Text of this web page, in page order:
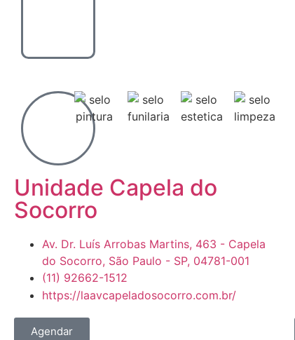
Unidade Capela do
Socorro
Av. Dr. Luís Arrobas Martins, 463 - Capela
do Socorro, São Paulo - SP, 04781-001
(11) 92662-1512
https://laavcapeladosocorro.com.br/
Agendar